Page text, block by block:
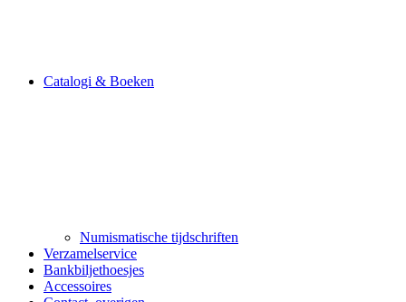
Catalogi & Boeken
Numismatische tijdschriften
Verzamelservice
Bankbiljethoesjes
Accessoires